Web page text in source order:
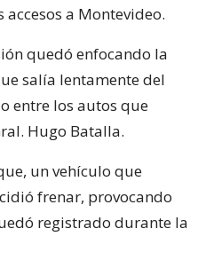
a Montevideo.
quedó enfocando la
salía lentamente del
entre los autos que
Hugo Batalla.
un vehículo que
frenar, provocando
registrado durante la